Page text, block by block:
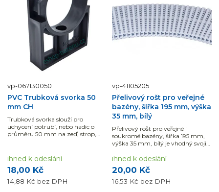
vp-067130050
PVC Trubková svorka 50
mm CH
Trubková svorka slouží pro
uchycení potrubí, nebo hadic o
průměru 50 mm na zeď, strop,
18,00 Kč
14,88 Kč bez DPH
ihned k odeslání
vp-41105205
Přelivový rošt pro veřejné
bazény, šířka 195 mm, výška
35 mm, bílý
Přelivový rošt pro veřejné i
soukromé bazény, šířka 195 mm,
výška 35 mm, bílý je vhodný svoji
tvary bazénů.
20,00 Kč
16,53 Kč bez DPH
ihned k odeslání